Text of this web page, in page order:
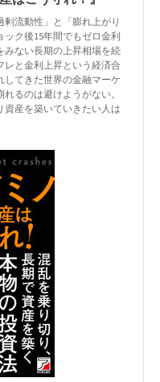
流動性」と「膨れ上がり
ク後15年間でもゼロ金利
みない長期の上昇相場を続
レと金利上昇という経済合
てきた世界の金融マーケ
るのは避けようがない。
資産を築いていきたい人は